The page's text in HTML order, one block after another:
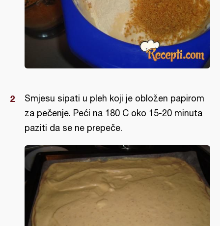
Smjesu sipati u pleh koji je obložen papirom
za pečenje. Peći na 180 C oko 15-20 minuta
paziti da se ne prepeče.